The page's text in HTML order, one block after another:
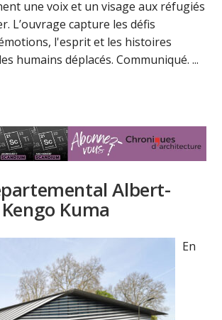
une voix et un visage aux réfugiés
L’ouvrage capture les défis
l'esprit et les histoires
humains déplacés. Communiqué. ...
Albert-
Kuma
En